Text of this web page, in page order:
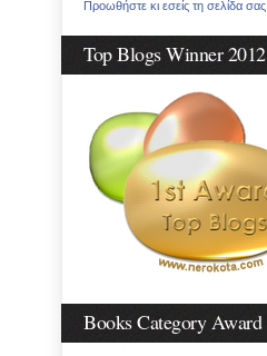
Προωθήστε κι εσείς τη σελίδα σας
Top Blogs Winner 2012
Books Category Award